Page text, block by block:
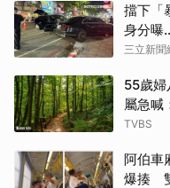
擋下「
身分曝
三立新聞
55歲
屬急喊
TVBS
阿伯車
爆揍
取消